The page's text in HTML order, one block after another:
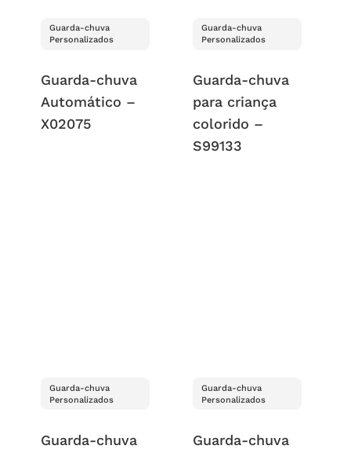
Guarda-chuva
Personalizados
Guarda-chuva
Automático –
X02075
Guarda-chuva
Personalizados
Guarda-chuva
para criança
colorido –
S99133
Guarda-chuva
Personalizados
Guarda-chuva
Guarda-chuva
Personalizados
Guarda-chuva